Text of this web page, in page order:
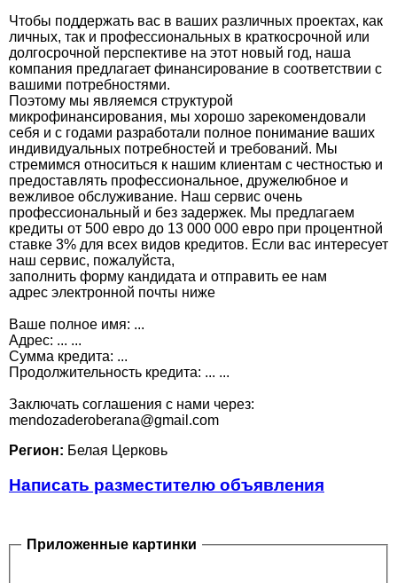
Чтобы поддержать вас в ваших различных проектах, как
личных, так и профессиональных в краткосрочной или
долгосрочной перспективе на этот новый год, наша
компания предлагает финансирование в соответствии с
вашими потребностями.
Поэтому мы являемся структурой
микрофинансирования, мы хорошо зарекомендовали
себя и с годами разработали полное понимание ваших
индивидуальных потребностей и требований. Мы
стремимся относиться к нашим клиентам с честностью и
предоставлять профессиональное, дружелюбное и
вежливое обслуживание. Наш сервис очень
профессиональный и без задержек. Мы предлагаем
кредиты от 500 евро до 13 000 000 евро при процентной
ставке 3% для всех видов кредитов. Если вас интересует
наш сервис, пожалуйста,
заполнить форму кандидата и отправить ее нам
адрес электронной почты ниже
Ваше полное имя: ...
Адрес: ... ...
Сумма кредита: ...
Продолжительность кредита: ... ...
Заключать соглашения с нами через:
mendozaderoberana@gmail.com
Регион: Белая Церковь
Написать разместителю объявления
Приложенные картинки